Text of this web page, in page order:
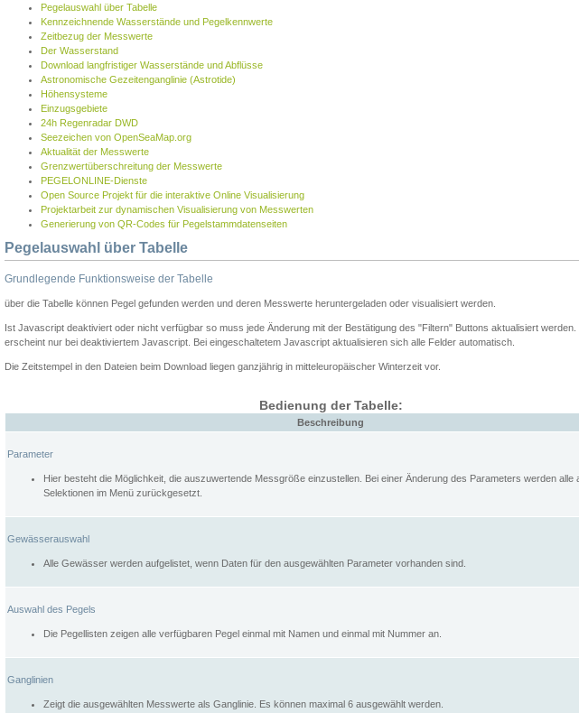
Pegelauswahl über Tabelle
Kennzeichnende Wasserstände und Pegelkennwerte
Zeitbezug der Messwerte
Der Wasserstand
Download langfristiger Wasserstände und Abflüsse
Astronomische Gezeitenganglinie (Astrotide)
Höhensysteme
Einzugsgebiete
24h Regenradar DWD
Seezeichen von OpenSeaMap.org
Aktualität der Messwerte
Grenzwertüberschreitung der Messwerte
PEGELONLINE-Dienste
Open Source Projekt für die interaktive Online Visualisierung
Projektarbeit zur dynamischen Visualisierung von Messwerten
Generierung von QR-Codes für Pegelstammdatenseiten
Pegelauswahl über Tabelle
Grundlegende Funktionsweise der Tabelle
über die Tabelle können Pegel gefunden werden und deren Messwerte heruntergeladen oder visualisiert werden.
Ist Javascript deaktiviert oder nicht verfügbar so muss jede Änderung mit der Bestätigung des "Filtern" Buttons aktualisiert werden.
erscheint nur bei deaktiviertem Javascript. Bei eingeschaltetem Javascript aktualisieren sich alle Felder automatisch.
Die Zeitstempel in den Dateien beim Download liegen ganzjährig in mitteleuropäischer Winterzeit vor.
Bedienung der Tabelle:
Beschreibung
Parameter
Hier besteht die Möglichkeit, die auszuwertende Messgröße einzustellen. Bei einer Änderung des Parameters werden alle
Selektionen im Menü zurückgesetzt.
Gewässerauswahl
Alle Gewässer werden aufgelistet, wenn Daten für den ausgewählten Parameter vorhanden sind.
Auswahl des Pegels
Die Pegellisten zeigen alle verfügbaren Pegel einmal mit Namen und einmal mit Nummer an.
Ganglinien
Zeigt die ausgewählten Messwerte als Ganglinie. Es können maximal 6 ausgewählt werden.